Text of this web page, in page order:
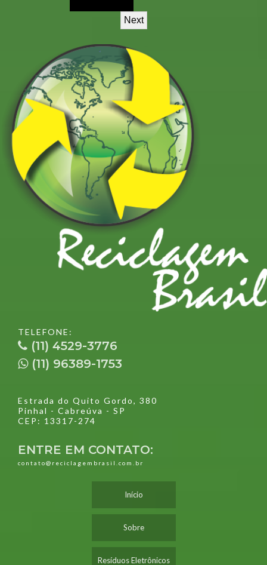
Next
TELEFONE:
(11) 4529-3776
(11) 96389-1753
Estrada do Quito Gordo, 380
Pinhal - Cabreúva - SP
CEP: 13317-274
ENTRE EM CONTATO:
contato@reciclagembrasil.com.br
Início
Sobre
Resíduos Eletrônicos